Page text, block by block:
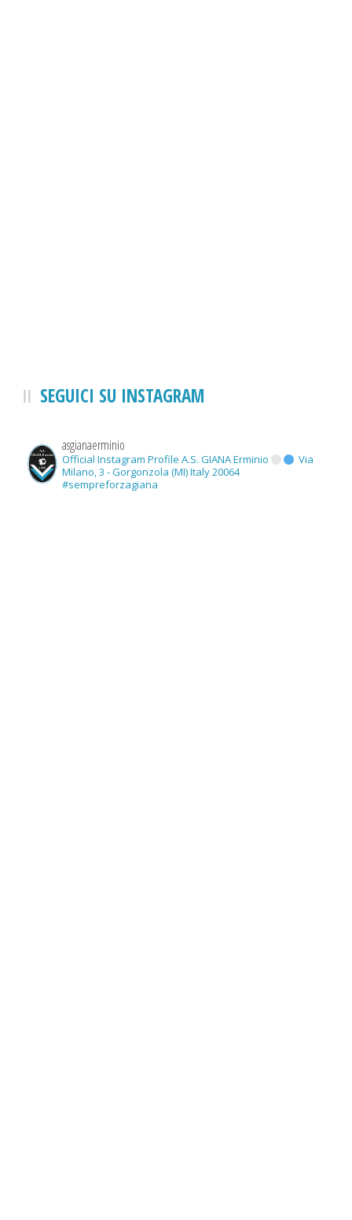
SEGUICI SU INSTAGRAM
asgianaerminio
Official Instagram Profile A.S. GIANA Erminio
Via
Milano, 3 - Gorgonzola (MI) Italy 20064
#sempreforzagiana